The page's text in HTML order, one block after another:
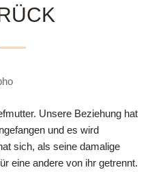
Unsere Beziehung hat
und es wird
sich, als seine damalige
eine andere von ihr getrennt.